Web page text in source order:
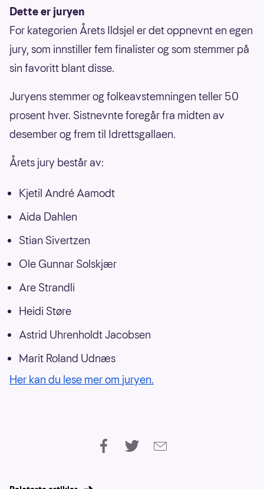
Dette er juryen
For kategorien Årets Ildsjel er det oppnevnt en egen
jury, som innstiller fem finalister og som stemmer på
sin favoritt blant disse.
Juryens stemmer og folkeavstemningen teller 50
prosent hver. Sistnevnte foregår fra midten av
desember og frem til Idrettsgallaen.
Årets jury består av:
Kjetil André Aamodt
Aida Dahlen
Stian Sivertzen
Ole Gunnar Solskjær
Are Strandli
Heidi Støre
Astrid Uhrenholdt Jacobsen
Marit Roland Udnæs
Her kan du lese mer om juryen.